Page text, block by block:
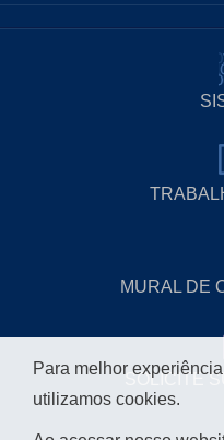
MURAL DE
SOLICITE
Para melhor
utilizamos cookies.